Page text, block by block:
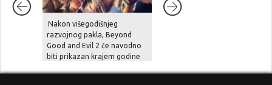
Nakon višegodišnjeg
razvojnog pakla, Beyond
Good and Evil 2 će navodno
biti prikazan krajem godine